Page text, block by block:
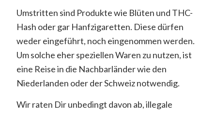
Umstritten sind Produkte wie Blüten und THC-
Hash oder gar Hanfzigaretten. Diese dürfen
weder eingeführt, noch eingenommen werden.
Um solche eher speziellen Waren zu nutzen, ist
eine Reise in die Nachbarländer wie den
Niederlanden oder der Schweiz notwendig.
Wir raten Dir unbedingt davon ab, illegale